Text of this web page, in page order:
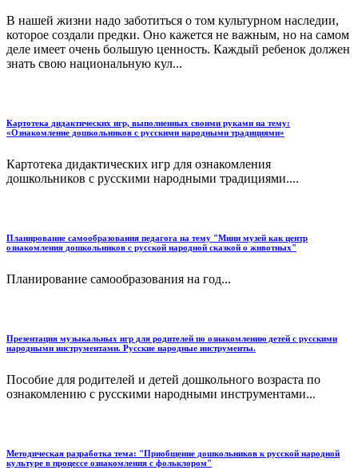
В нашей жизни надо заботиться о том культурном наследии,
которое создали предки. Оно кажется не важным, но на самом
деле имеет очень большую ценность. Каждый ребенок должен
знать свою национальную кул...
Картотека дидактических игр, выполненных своими руками на тему:
«Ознакомление дошкольников с русскими народными традициями»
Картотека дидактических игр для ознакомления
дошкольников с русскими народными традициями....
Планирование самообразования педагога на тему "Мини музей как центр
ознакомления дошкольников с русской народной сказкой о животных"
Планирование самообразования на год...
Презентация музыкальных игр для родителей по ознакомлению детей с русскими
народными инструментами. Русские народные инструменты.
Пособие для родителей и детей дошкольного возраста по
ознакомлению с русскими народными инструментами...
Методическая разработка тема: "Приобщение дошкольников к русской народной
культуре в процессе ознакомления с фольклором"